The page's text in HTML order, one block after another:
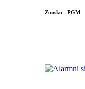
Zonsko - PGM -